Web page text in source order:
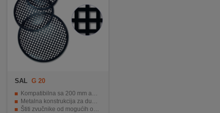
SAL G 20
Kompatibilna sa 200 mm auto zvučnicima
Metalna konstrukcija za dugotrajnost i trajnost
Štiti zvučnike od mogućih oštećenja